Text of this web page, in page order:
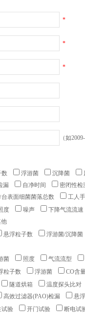
*
*
*
（如
数 浮游菌 沉降菌
漏 自净时间 密闭性检
台表面细菌菌落总数 工人
度 噪声 下降气流流速
悬浮粒子数 浮游菌/沉降菌
菌 照度 气流流型
粒子数 浮游菌 CO含
隧道烘箱 温度探头比对
高效过滤器(PAO)检漏 悬
试验 开门试验 断电试